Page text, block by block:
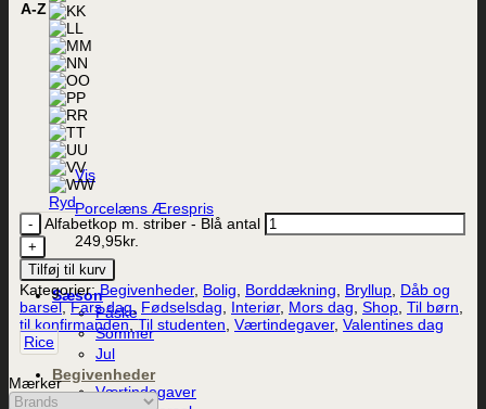
Vis
Porcelæns Ærespris
249,95kr.
Sæson
Påske
Sommer
Jul
Begivenheder
Værtindegaver
A-Z
K
L
M
N
O
P
R
T
U
V
W
Ryd
Alfabetkop m. striber - Blå antal
Tilføj til kurv
Kategorier:Begivenheder, Bolig Borddækning Bryllup Dåb og
barsel,Fars dag, Fødselsdag Interiør, Mors dag Shop Til børn
til konfirmanden,Til studenten Værtindegaver, Valentines dag
Rice
Mærker